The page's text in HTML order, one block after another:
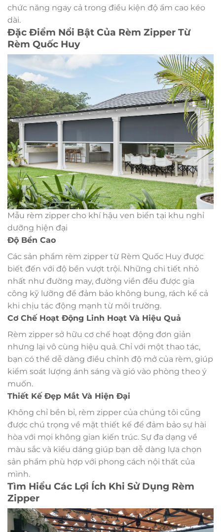
chức năng ngay cả trong điều kiện độ ẩm cao kéo
dài.
Đặc Điểm Nổi Bật Của Rèm Zipper Từ
Rèm Quốc Huy
Mẫu rèm zipper cho khí hậu ven biển tại khu nghỉ
dưỡng hiện đại
Độ Bền Cao
Các sản phẩm rèm zipper từ Rèm Quốc Huy được
biết đến với độ bền vượt trội. Những chi tiết nhỏ
nhất như đường may, đường viền đều được gia
công kỹ lưỡng để đảm bảo không bung, rách kể cả
khi chịu tác động mạnh từ môi trường.
Cơ Chế Hoạt Động Linh Hoạt Và Hiệu Quả
Rèm zipper sở hữu cơ chế hoạt động đơn giản
nhưng lại vô cùng hiệu quả. Chỉ với một thao tác,
bạn có thể dễ dàng điều chỉnh độ mở của rèm, giúp
kiểm soát lượng ánh sáng và gió vào phòng theo ý
muốn.
Thiết Kế Đẹp Mắt Và Hiện Đại
Không chỉ bền bỉ, rèm zipper của chúng tôi cũng
được chú trọng về mặt thiết kế để đảm bảo sự hài
hòa với mọi không gian kiến trúc. Sự đa dạng về
màu sắc và kiểu dáng giúp bạn dễ dàng lựa chọn
sản phẩm phù hợp với phong cách nội thất của
mình.
Tìm Hiểu Các Lợi Ích Khi Sử Dụng Rèm
Zipper